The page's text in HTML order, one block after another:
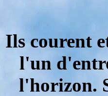
Ils courent
l'un
l'horizon.